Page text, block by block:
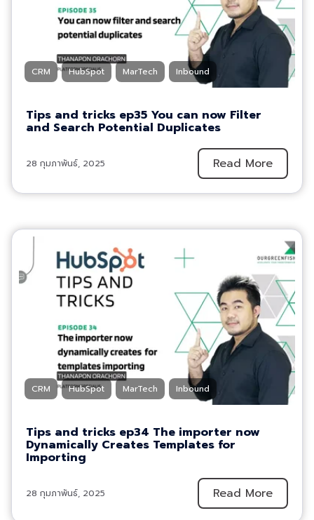
CRM HubSpot MarTech Inbound
Tips and tricks ep35 You can now Filter
and Search Potential Duplicates
28 กุมภาพันธ์, 2025 Read More
CRM HubSpot MarTech Inbound
Tips and tricks ep34 The importer now
Dynamically Creates Templates for
Importing
28 กุมภาพันธ์, 2025 Read More